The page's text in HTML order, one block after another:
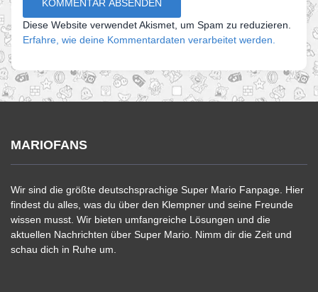
Diese Website verwendet Akismet, um Spam zu reduzieren.
Erfahre, wie deine Kommentardaten verarbeitet werden.
MARIOFANS
Wir sind die größte deutschsprachige Super Mario Fanpage. Hier
findest du alles, was du über den Klempner und seine Freunde
wissen musst. Wir bieten umfangreiche Lösungen und die
aktuellen Nachrichten über Super Mario. Nimm dir die Zeit und
schau dich in Ruhe um.